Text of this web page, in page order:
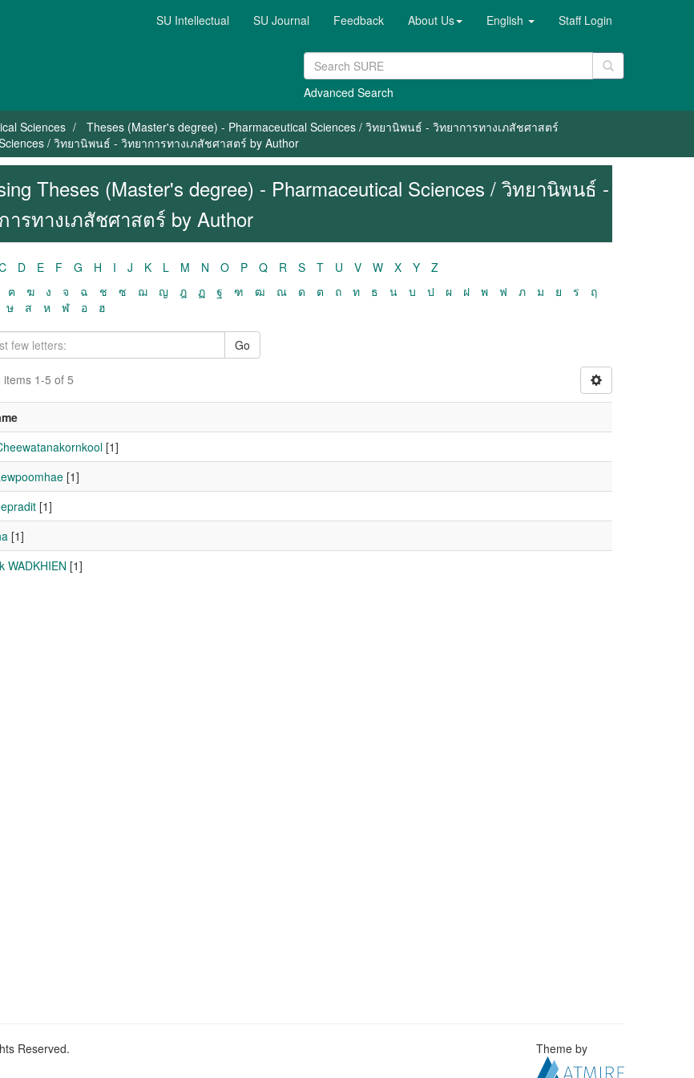
SU Intellectual SU Journal Feedback About Us English Staff Login
Advanced Search
Sciences
Theses (Master's degree) - Pharmaceutical Sciences / วิทยานิพนธ์ - วิทยาการทางเภสัชศาสตร์
/ วิทยานิพนธ์ - วิทยาการทางเภสัชศาสตร์ by Author
Theses (Master's degree) - Pharmaceutical Sciences / วิทยานิพนธ์ -
ารทางเภสัชศาสตร์ by Author
D E F G H I J K L M N O P Q R S T U V W X Y
Z
ฅ ฆ ง จ ฉ ช ซ ฌ ญ ฎ ฏ ฐ ฑ ฒ ณ ด ต ถ ท ธ น บ ป ผ ฝ พ ฟ ภ ม ย ร
ฤ
ษ ส ห ฬ อ ฮ
Go
items 1-5 of 5
[1]
[1]
[1]
[1]
WADKHIEN [1]
Reserved. Theme by